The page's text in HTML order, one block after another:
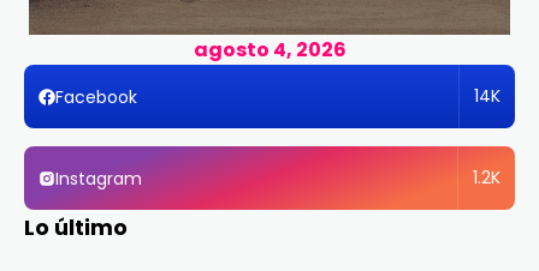
agosto 4, 2026
Facebook 14K
Instagram 1.2K
Lo último